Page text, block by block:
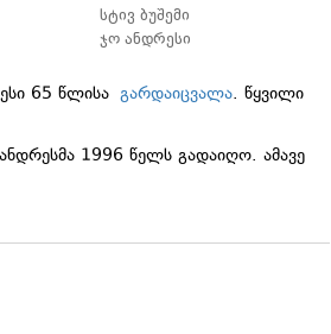
სტივ ბუშემი
ჯო ანდრესი
65 წლისა გარდაიცვალა. წყვილი
1996 წელს გადაიღო. ამავე